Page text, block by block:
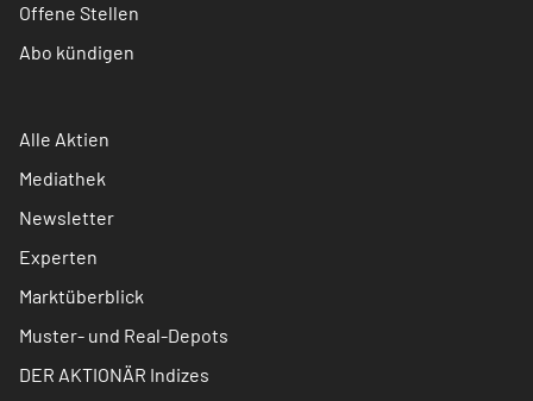
Offene Stellen
Abo kündigen
Alle Aktien
Mediathek
Newsletter
Experten
Marktüberblick
Muster- und Real-Depots
DER AKTIONÄR Indizes